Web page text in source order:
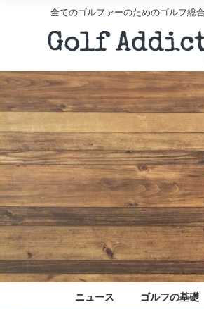
全てのゴルファーのためのゴルフ総
ニュース ゴルフの基礎